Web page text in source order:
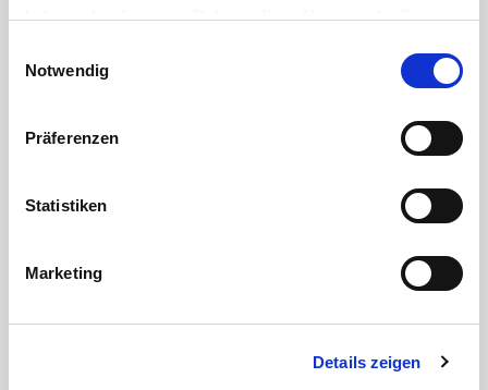
haben oder die sie im Rahmen Ihrer Nutzung der Dienste
Notwendig
Präferenzen
Statistiken
Marketing
Details zeigen
Putz- u. Technikräume
EG-Bereich gemeinsame Nutzung
Empfangsservice
gesondert angemietet werden
Foyer mit Sitzmöglichkeiten und